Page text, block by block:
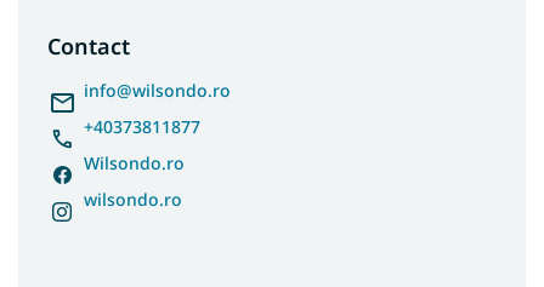
Covoare 80x250
Contact
info@wilsondo.ro
+40373811877
Wilsondo.ro
wilsondo.ro